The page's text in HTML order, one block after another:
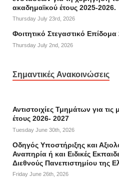
ακαδημαϊκού έτους 2025-2026.
Thursday July 23rd, 2026
Φοιτητικό Στεγαστικό
Thursday July 2nd, 2026
Σημαντικές Ανακοινώσεις
Αντιστοιχίες Τμημάτων για
έτους 2026- 2027
Tuesday June 30th, 2026
Οδηγός Υποστήριξης και
Αναπηρία ή και Ειδικές
Διεθνούς Πανεπιστημίου της
Friday June 26th, 2026